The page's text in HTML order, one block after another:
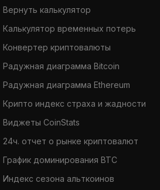
Вернуть калькулятор
Калькулятор временных потерь
Конвертер криптовалюты
Радужная диаграмма Bitcoin
Радужная диаграмма Ethereum
Крипто индекс страха и жадности
Виджеты CoinStats
24ч. отчет о рынке криптовалют
График доминирования BTC
Индекс сезона альткоинов